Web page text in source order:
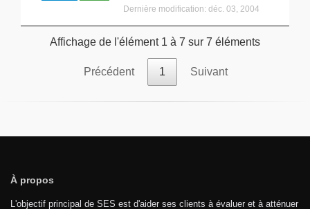
Dernière modification: déc. 03, 2004
Affichage de l'élément 1 à 7 sur 7 éléments
Précédent 1 Suivant
À propos
L'objectif principal de SES est d'aider ses clients à évaluer et à atténuer